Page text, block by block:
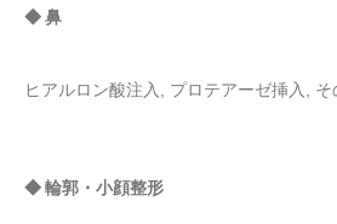
◆ 鼻
ヒアルロン酸注入, プロテアーゼ挿入,
◆ 輪郭・小顔整形